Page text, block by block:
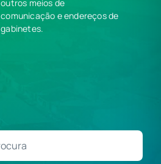
outros meios de
comunicação e endereços de
gabinetes.